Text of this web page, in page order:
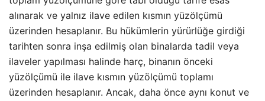
alınarak ve yalnız ilave edilen kısmın yüzölçümü
üzerinden hesaplanır. Bu hükümlerin yürürlüğe girdiği
tarihten sonra inşa edilmiş olan binalarda tadil veya
ilaveler yapılması halinde harç, binanın önceki
yüzölçümü ile ilave kısmın yüzölçümü toplamı
üzerinden hesaplanır. Ancak, daha önce aynı konut ve